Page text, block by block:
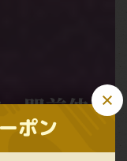
ポン
門前仲